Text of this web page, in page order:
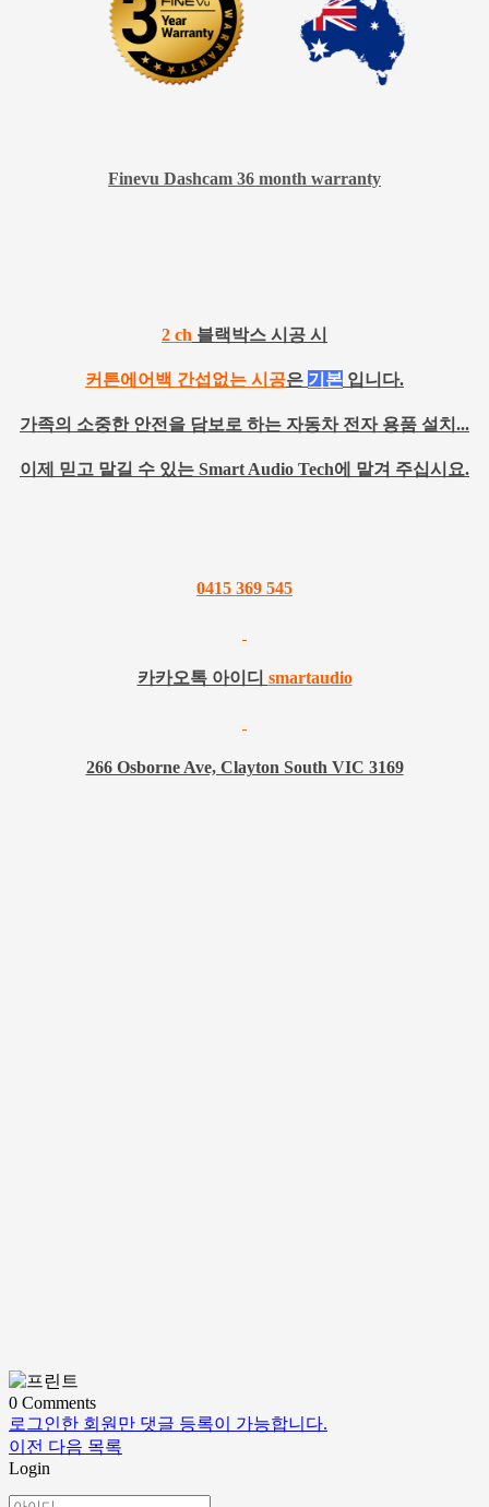
Finevu Dashcam 36 month warranty
2 ch 블랙박스 시공 시
커튼에어백 간섭없는 시공은 기본 입니다.
가족의 소중한 안전을 담보로 하는 자동차 전자 용품 설치...
이제 믿고 맡길 수 있는 Smart Audio Tech에 맡겨 주십시요.
0415 369 545
카카오톡 아이디 smartaudio
266 Osborne Ave, Clayton South VIC 3169
0 Comments
로그인한 회원만 댓글 등록이 가능합니다.
이전 다음 목록
Login